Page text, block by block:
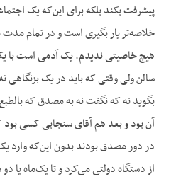
پیشرفت بکند بلکه برای این‌که یک
خلاصه‌تر یار بگیری است و در تمام مدت
سالن ولی وقتی که باید در یک بزنگاهی
بگوید نه که نگفت نه به مصدق که
آن بود و بعد هم آقای سنجابی کسی
در دور مصدق بودند بدون این‌که وارد
از دستگاه دولتی می‌کرد و تا یک‌ماه یا